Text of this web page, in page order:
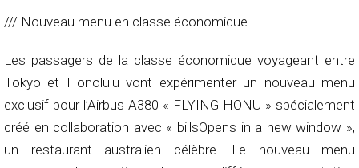
/// Nouveau menu en classe économique
Les passagers de la classe économique voyageant entre
Tokyo et Honolulu vont expérimenter un nouveau menu
exclusif pour l’Airbus A380 « FLYING HONU » spécialement
créé en collaboration avec « billsOpens in a new window »,
un restaurant australien célèbre. Le nouveau menu